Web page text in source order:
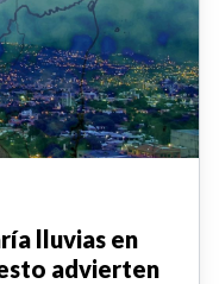
lluvias en
advierten